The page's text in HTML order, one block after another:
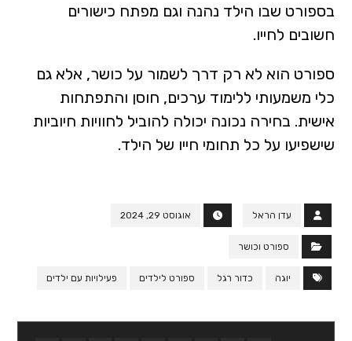
בספורט שבו הילד נהנה וגם מפתח כישורים
חשובים לחייו.
ספורט הוא לא רק דרך לשמור על כושר, אלא גם
כלי משמעותי ללימוד ערכים, חוסן והתפתחות
אישית. בחירה נכונה יכולה להוביל לחוויות חיוביות
שישפיעו על כל תחומי חייו של הילד.
עדן הראל אוגוסט 29, 2024
ספורט וכושר
יוגה כדור רגל ספורט לילדים פעילויות עם ילדים